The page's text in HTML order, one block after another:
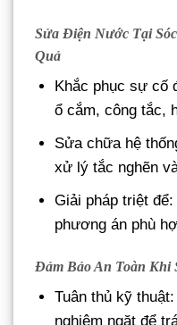
Sửa Điện Nước Tại
Quả
Khắc phục sự cố
ổ cắm, công tắc,
Sửa chữa hệ
xử lý tắc nghẽn
Giải pháp triệt
phương án phù
Đảm Bảo An Toàn Khi
Tuân thủ kỹ
nghiêm ngặt để